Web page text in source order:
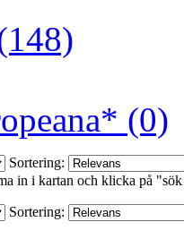
(0)
Sortering:
in i kartan och klicka på
Sortering: